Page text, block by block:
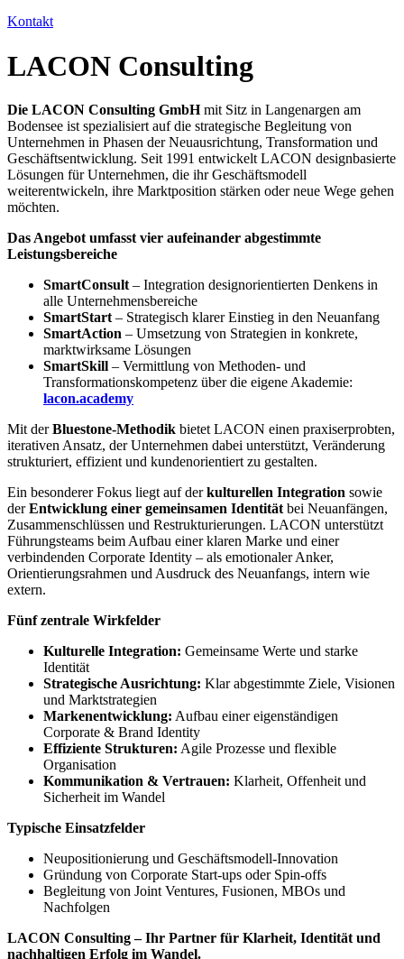
Kontakt
LACON Consulting
Die LACON Consulting GmbHmit Sitz in Langenargen am
Bodensee ist spezialisiert auf die strategische Begleitung von
Unternehmen in Phasen der Neuausrichtung, Transformation und
Geschäftsentwicklung. Seit 1991 entwickelt LACON designbasierte
Lösungen für Unternehmen, die ihr Geschäftsmodell
weiterentwickeln, ihre Marktposition stärken oder neue Wege gehen
möchten.
Das Angebot umfasst vier aufeinander abgestimmte
Leistungsbereiche
SmartConsult – Integration designorientierten Denkens in
alle Unternehmensbereiche
SmartStart – Strategisch klarer Einstieg in den Neuanfang
SmartAction – Umsetzung von Strategien in konkrete,
marktwirksame Lösungen
SmartSkill – Vermittlung von Methoden- und
Transformationskompetenz über die eigene Akademie:
lacon.academy
Mit derBluestone-Methodik bietet LACON einen praxiserprobten,
iterativen Ansatz, der Unternehmen dabei unterstützt, Veränderung
strukturiert, effizient und kundenorientiert zu gestalten.
Ein besonderer Fokus liegt auf derkulturellen Integration sowie
derEntwicklung einer gemeinsamen Identität bei Neuanfängen,
Zusammenschlüssen und Restrukturierungen. LACON unterstützt
Führungsteams beim Aufbau einer klaren Marke und einer
verbindenden Corporate Identity – als emotionaler Anker,
Orientierungsrahmen und Ausdruck des Neuanfangs, intern wie
extern.
Fünf zentrale Wirkfelder
Kulturelle Integration: Gemeinsame Werte und starke
Identität
Strategische Ausrichtung: Klar abgestimmte Ziele, Visionen
und Marktstrategien
Markenentwicklung: Aufbau einer eigenständigen
Corporate & Brand Identity
Effiziente Strukturen: Agile Prozesse und flexible
Organisation
Kommunikation & Vertrauen: Klarheit, Offenheit und
Sicherheit im Wandel
Typische Einsatzfelder
Neupositionierung und Geschäftsmodell-Innovation
Gründung von Corporate Start-ups oder Spin-offs
Begleitung von Joint Ventures, Fusionen, MBOs und
Nachfolgen
LACON Consulting – Ihr Partner für Klarheit, Identität und
nachhaltigen Erfolg im Wandel.